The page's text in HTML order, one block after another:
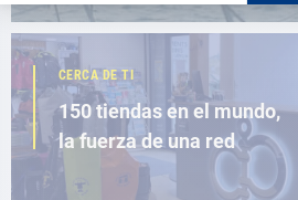
CERCA DE TI
150 tiendas en el mundo,
la fuerza de una red